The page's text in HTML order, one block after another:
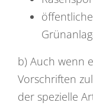
b) Auch wenn
Vorschriften
der spezielle